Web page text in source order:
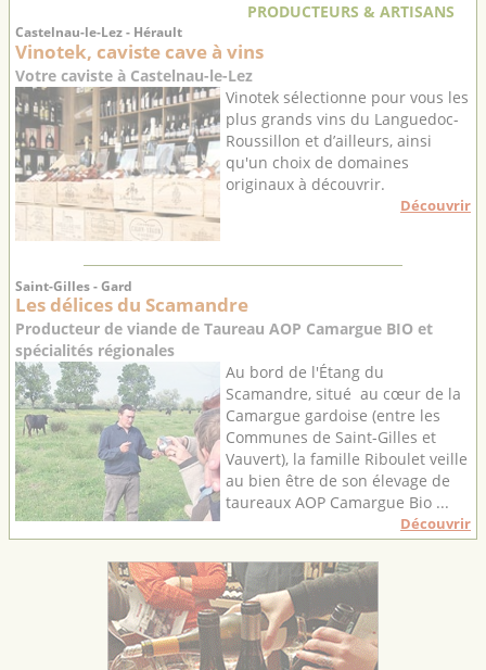
PRODUCTEURS & ARTISANS
Castelnau-le-Lez - Hérault
Vinotek, caviste cave à vins
Votre caviste à Castelnau-le-Lez
Vinotek sélectionne pour vous les
plus grands vins du Languedoc-
Roussillon et d’ailleurs, ainsi
qu'un choix de domaines
originaux à découvrir.
Découvrir
Saint-Gilles - Gard
Les délices du Scamandre
Producteur de viande de Taureau AOP Camargue BIO et
spécialités régionales
Au bord de l'Étang du
Scamandre, situé au cœur de la
Camargue gardoise (entre les
Communes de Saint-Gilles et
Vauvert), la famille Riboulet veille
au bien être de son élevage de
taureaux AOP Camargue Bio ...
Découvrir